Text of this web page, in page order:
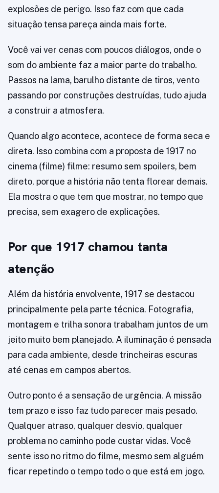
explosões de perigo. Isso faz com que cada
situação tensa pareça ainda mais forte.
Você vai ver cenas com poucos diálogos, onde o
som do ambiente faz a maior parte do trabalho.
Passos na lama, barulho distante de tiros, vento
passando por construções destruídas, tudo ajuda
a construir a atmosfera.
Quando algo acontece, acontece de forma seca e
direta. Isso combina com a proposta de 1917 no
cinema (filme) filme: resumo sem spoilers, bem
direto, porque a história não tenta florear demais.
Ela mostra o que tem que mostrar, no tempo que
precisa, sem exagero de explicações.
Por que 1917 chamou tanta
atenção
Além da história envolvente, 1917 se destacou
principalmente pela parte técnica. Fotografia,
montagem e trilha sonora trabalham juntos de um
jeito muito bem planejado. A iluminação é pensada
para cada ambiente, desde trincheiras escuras
até cenas em campos abertos.
Outro ponto é a sensação de urgência. A missão
tem prazo e isso faz tudo parecer mais pesado.
Qualquer atraso, qualquer desvio, qualquer
problema no caminho pode custar vidas. Você
sente isso no ritmo do filme, mesmo sem alguém
ficar repetindo o tempo todo o que está em jogo.